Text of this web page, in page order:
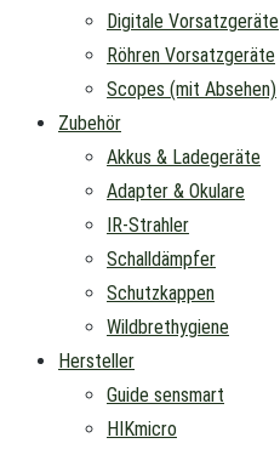
Digitale Vorsatzgeräte
Röhren Vorsatzgeräte
Scopes (mit Absehen)
Zubehör
Akkus & Ladegeräte
Adapter & Okulare
IR-Strahler
Schalldämpfer
Schutzkappen
Wildbrethygiene
Hersteller
Guide sensmart
HIKmicro